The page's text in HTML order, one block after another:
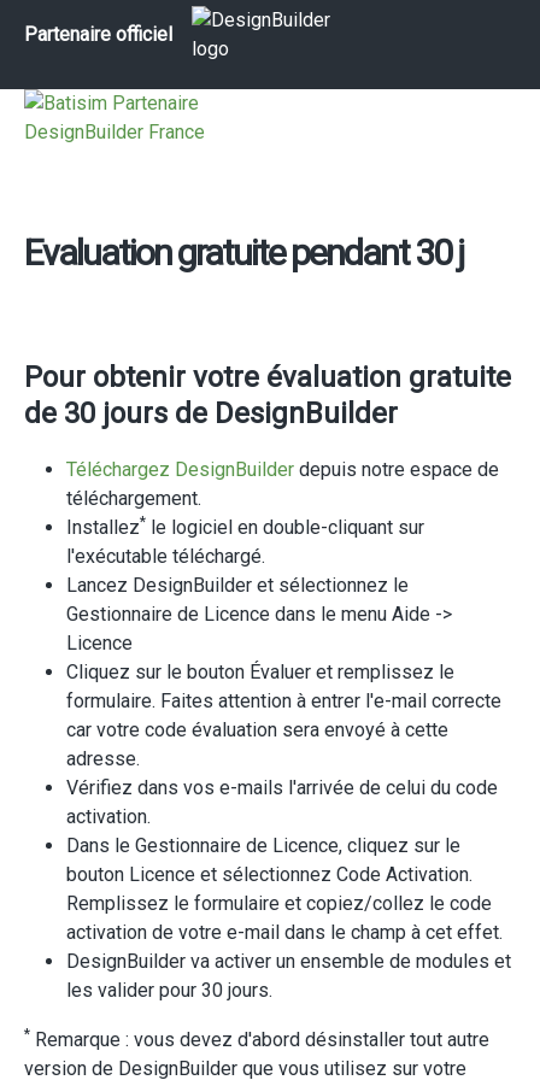
Partenaire officiel
Evaluation gratuite pendant 30 j
Pour obtenir votre évaluation gratuite
de 30 jours de DesignBuilder
Téléchargez DesignBuilder depuis notre espace de
téléchargement.
Installez* le logiciel en double-cliquant sur
l'exécutable téléchargé.
Lancez DesignBuilder et sélectionnez le
Gestionnaire de Licence dans le menu Aide ->
Licence
Cliquez sur le bouton Évaluer et remplissez le
formulaire. Faites attention à entrer l'e-mail correcte
car votre code évaluation sera envoyé à cette
adresse.
Vérifiez dans vos e-mails l'arrivée de celui du code
activation.
Dans le Gestionnaire de Licence, cliquez sur le
bouton Licence et sélectionnez Code Activation.
Remplissez le formulaire et copiez/collez le code
activation de votre e-mail dans le champ à cet effet.
DesignBuilder va activer un ensemble de modules et
les valider pour 30 jours.
* Remarque : vous devez d'abord désinstaller tout autre
version de DesignBuilder que vous utilisez sur votre